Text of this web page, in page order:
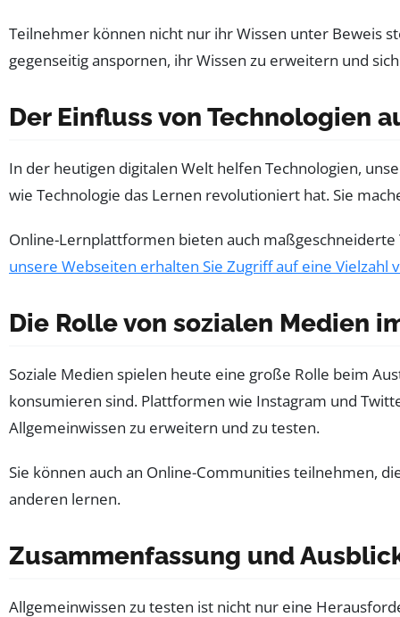
Teilnehmer können nicht nur ihr Wissen unter Beweis
gegenseitig anspornen, ihr Wissen zu erweitern und
Der Einfluss von Technologien
In der heutigen digitalen Welt helfen Technologien,
wie Technologie das Lernen revolutioniert hat. Sie
Online-Lernplattformen bieten auch
unsere Webseiten erhalten Sie Zugriff auf eine Vielzahl
Die Rolle von sozialen Medien
Soziale Medien spielen heute eine große Rolle beim
konsumieren sind. Plattformen wie Instagram und
Allgemeinwissen zu erweitern und zu testen.
Sie können auch an Online-Communities teilnehmen,
anderen lernen.
Zusammenfassung und
Allgemeinwissen zu testen ist nicht nur eine